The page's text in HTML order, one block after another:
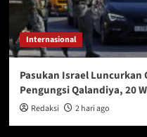
Internasional
Pasukan Israel Luncurkan
Pengungsi Qalandiya, 20
Redaksi 2 hari ago